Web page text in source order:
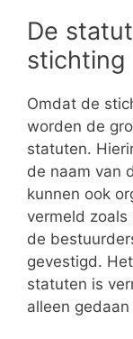
De
stichting
Omdat de
worden de
statuten.
de naam van
kunnen ook
vermeld zoals
de
gevestigd.
statuten is
alleen